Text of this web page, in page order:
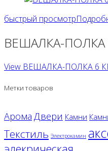
быстрый просмотр
ВЕШАЛКА-
View ВЕШАЛКА-ПОЛКА 6
Метки товаров
Арома Двери Камни
Текстиль Электрокамин